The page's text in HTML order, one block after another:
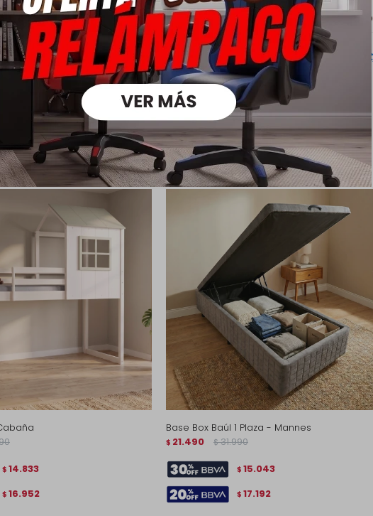
Medios de pago
que te pueden interesar
$ 14.833
$ 16.952
Base Box Baúl 1 Plaza - Mannes
$ 21.490 $ 31.990
$ 15.043
$ 17.192